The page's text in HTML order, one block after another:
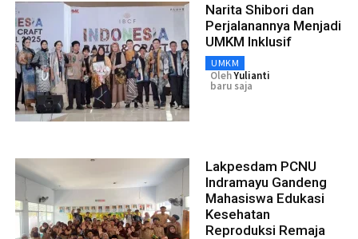
Narita Shibori dan
Perjalanannya Menjadi
UMKM Inklusif
UMKM
OlehYulianti
baru saja
Lakpesdam PCNU
Indramayu Gandeng
Mahasiswa Edukasi
Kesehatan
Reproduksi Remaja